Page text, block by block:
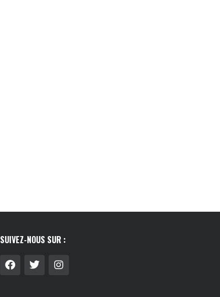
SUIVEZ-NOUS SUR :